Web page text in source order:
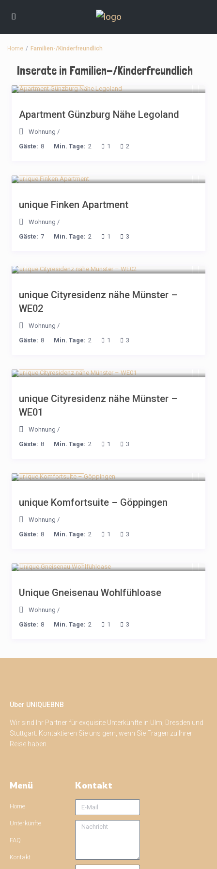
Home Familien-/Kinderfreundlich
Inserate in Familien-/Kinderfreundlich
Apartment Günzburg Nähe Legoland
Wohnung /
Gäste: 8 Min. Tage: 2 1 2
unique Finken Apartment
Wohnung /
Gäste: 7 Min. Tage: 2 1 3
unique Cityresidenz nähe Münster –
WE02
Wohnung /
Gäste: 8 Min. Tage: 2 1 3
unique Cityresidenz nähe Münster –
WE01
Wohnung /
Gäste: 8 Min. Tage: 2 1 3
unique Komfortsuite – Göppingen
Wohnung /
Gäste: 8 Min. Tage: 2 1 3
Unique Gneisenau Wohlfühloase
Wohnung /
Gäste: 8 Min. Tage: 2 1 3
Über UNIQUEBNB
Wir sind Ihr Partner für exquisite Unterkünfte in Ulm, Dresden und
Stuttgart. Kontaktieren Sie uns gern, wenn Sie Fragen zu Ihrer
Reise haben.
Menü
Home
Unterkünfte
FAQ
Kontakt
Kontakt